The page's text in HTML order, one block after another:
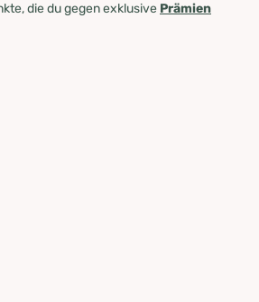
die du gegen exklusive Prämien